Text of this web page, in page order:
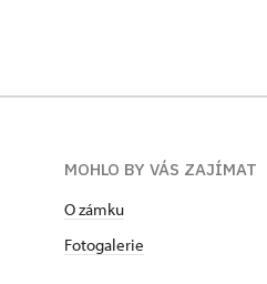
MOHLO BY VÁS ZAJÍMAT
O zámku
Fotogalerie